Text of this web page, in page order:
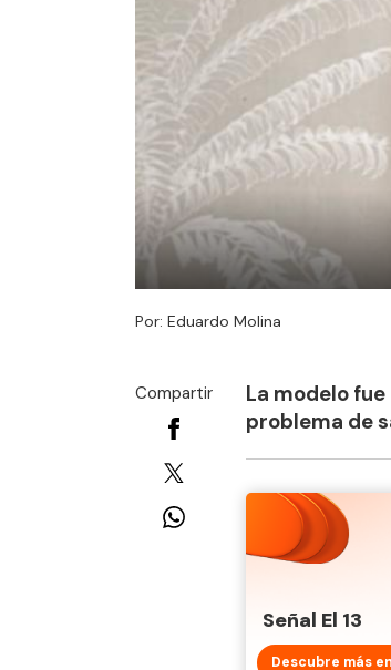
Por: Eduardo Molina
Compartir
La modelo
problema de
Señal El 13
Descubre más